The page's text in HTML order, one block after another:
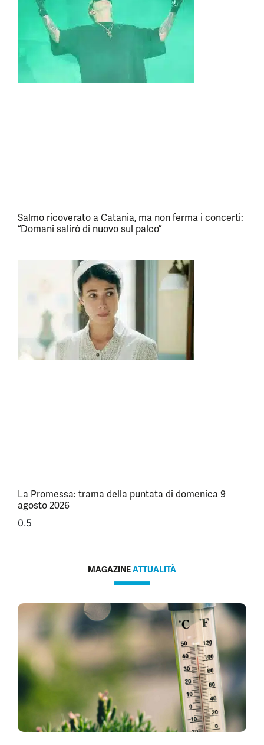
Salmo ricoverato a Catania, ma non ferma i concerti:
“Domani salirò di nuovo sul palco”
La Promessa: trama della puntata di domenica 9
agosto 2026
MAGAZINEATTUALITÀ